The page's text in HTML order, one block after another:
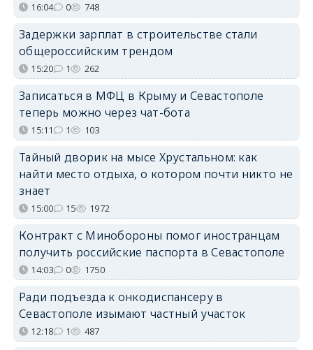
16:04 0 748
Задержки зарплат в строительстве стали
общероссийским трендом
15:20 1 262
Записаться в МФЦ в Крыму и Севастополе
теперь можно через чат-бота
15:11 1 103
Тайный дворик на мысе Хрустальном: как
найти место отдыха, о котором почти никто не
знает
15:00 15 1972
Контракт с Минобороны помог иностранцам
получить российские паспорта в Севастополе
14:03 0 1750
Ради подъезда к онкодиспансеру в
Севастополе изымают частный участок
12:18 1 487